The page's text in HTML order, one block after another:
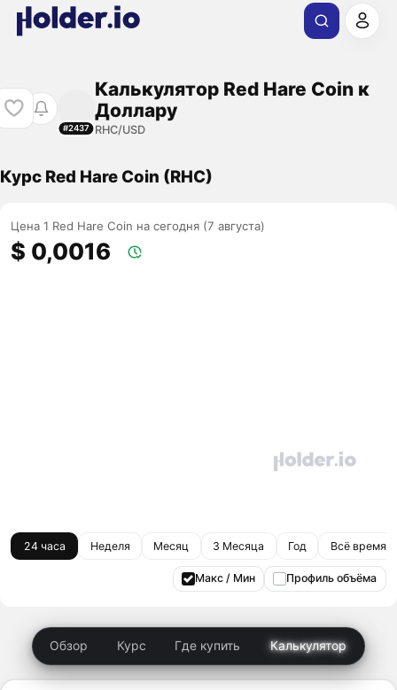
#2437
Калькулятор Red Hare Coin к
Доллару
RHC/USD
Курс Red Hare Coin (RHC)
Цена 1 Red Hare Coin на сегодня (7 августа)
$ 0,0016
24 часа Неделя Месяц 3 Месяца Год Всё время
Макс / Мин Профиль объёма
Обзор Курс Где купить Калькулятор